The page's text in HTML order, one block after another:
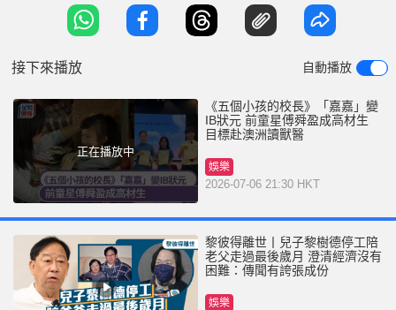
《五個小孩的校長》的電影海報，留言：「原來ib其
中一個spcc狀元係五個小孩的校長嘅嘉嘉啊！好勁
接下來播放 自動播放
正在播放中
《五個小孩的校長》「嘉嘉」變
IB狀元 前童星傅舜盈成高材生
目標赴澳洲讀獸醫
娛樂
2026-07-06 21:30 HKT
黎彼得離世丨兒子黎樹德停工陪
老父走過最後歲月 澄清經濟沒有
困難：傳聞有誇張成份
娛樂